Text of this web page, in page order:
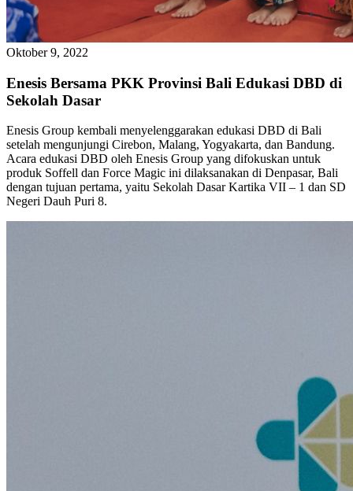
Oktober 9, 2022
Enesis Bersama PKK Provinsi Bali Edukasi DBD di
Sekolah Dasar
Enesis Group kembali menyelenggarakan edukasi DBD di Bali
setelah mengunjungi Cirebon, Malang, Yogyakarta, dan Bandung.
Acara edukasi DBD oleh Enesis Group yang difokuskan untuk
produk Soffell dan Force Magic ini dilaksanakan di Denpasar, Bali
dengan tujuan pertama, yaitu Sekolah Dasar Kartika VII – 1 dan SD
Negeri Dauh Puri 8.